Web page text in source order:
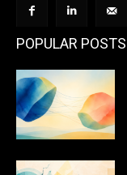
POPULAR POSTS